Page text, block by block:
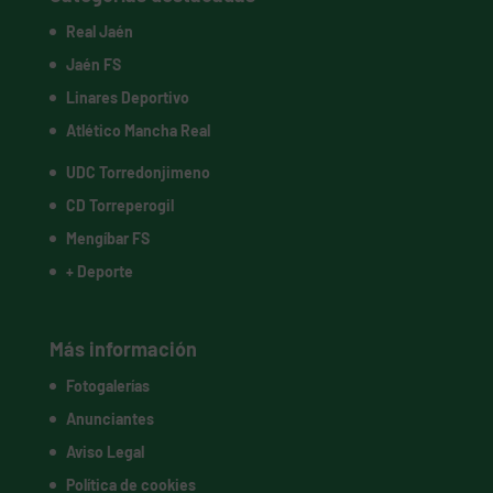
Real Jaén
Jaén FS
Linares Deportivo
Atlético Mancha Real
UDC Torredonjimeno
CD Torreperogil
Mengíbar FS
+ Deporte
Más información
Fotogalerías
Anunciantes
Aviso Legal
Política de cookies